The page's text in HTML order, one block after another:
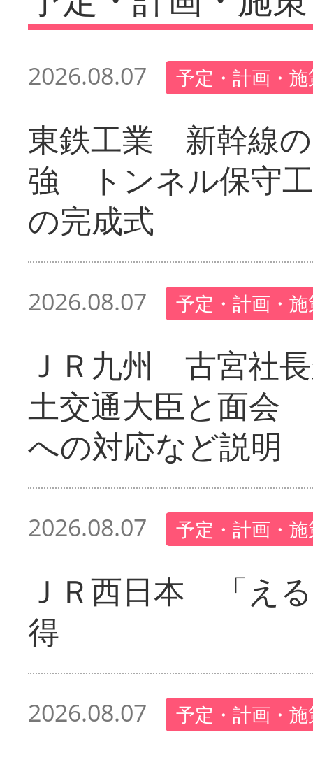
2026.08.07 予定・計画・
東鉄工業 新幹線
強 トンネル保守
の完成式
2026.08.07 予定・計画・
ＪＲ九州 古宮社
土交通大臣と面会
への対応など説明
2026.08.07 予定・計画・
ＪＲ西日本 「え
得
2026.08.07 予定・計画・